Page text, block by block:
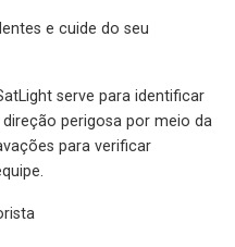
e cuide do seu
serve para identificar
perigosa por meio da
para verificar